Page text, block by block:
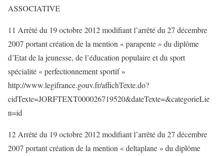
ASSOCIATIVE
11 Arrêté du 19 octobre 2012 modifiant l’arrêté du 27 décembre
2007 portant création de la mention « parapente » du diplôme
d’Etat de la jeunesse, de l’éducation populaire et du sport
spécialité « perfectionnement sportif »
http://www.legifrance.gouv.fr/affichTexte.do?
cidTexte=JORFTEXT000026719520&dateTexte=&categorieLie
n=id
12 Arrêté du 19 octobre 2012 modifiant l’arrêté du 27 décembre
2007 portant création de la mention « deltaplane » du diplôme